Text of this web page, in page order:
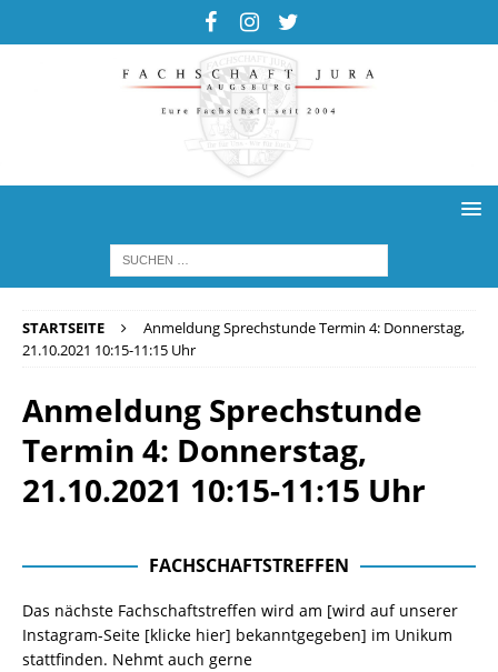
STARTSEITE
Anmeldung Sprechstunde Termin 4: Donnerstag,
21.10.2021 10:15-11:15 Uhr
Anmeldung Sprechstunde
Termin 4: Donnerstag,
21.10.2021 10:15-11:15 Uhr
FACHSCHAFTSTREFFEN
Das nächste Fachschaftstreffen wird am [wird auf unserer
Instagram-Seite [klicke hier] bekanntgegeben] im Unikum
stattfinden. Nehmt auch gerne